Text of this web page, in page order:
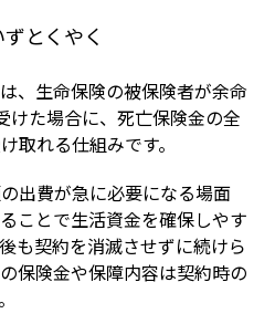
とくやく
、生命保険の被保険者が余命
けた場合に、死亡保険金の全
取れる仕組みです。
出費が急に必要になる場面
ことで生活資金を確保しやす
も契約を消滅させずに続けら
保険金や保障内容は契約時の